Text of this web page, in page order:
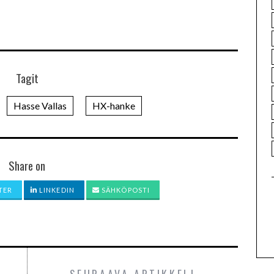
Tagit
Hasse Vallas HX-hanke
Share on
LINKEDIN SÄHKÖPOSTI